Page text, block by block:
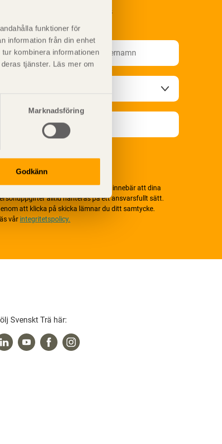
funktioner för
information från din enhet
kombinera informationen
tjänster. Läs mer om
Marknadsföring
Godkänn
på Svenskt Träs
värnar om personlig integritet vilket innebär att dina
alltid hanteras på ett ansvarsfullt sätt.
att klicka på skicka lämnar du ditt samtycke.
vår integritetspolicy.
Svenskt Trä här: